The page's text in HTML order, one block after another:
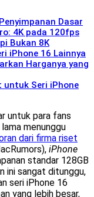
Dasar
4K pada 120fps
Bukan 8K
iPhone 16 Lainnya
Harganya yang
untuk Seri iPhone
untuk para fans
menunggu
dari firma riset
iPhone
standar 128GB
ini sangat ditunggu,
seri iPhone 16
yang lebih besar,